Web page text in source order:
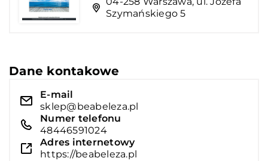
Szymańskiego 5
Dane kontakowe
E-mail
sklep@beabeleza.pl
Numer telefonu
48446591024
Adres internetowy
https://beabeleza.pl